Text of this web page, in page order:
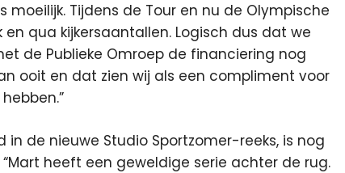
Tijdens de Tour en nu de Olympische
qua kijkersaantallen. Logisch dus dat we
de Publieke Omroep de financiering nog
ooit en dat zien wij als een compliment voor
de nieuwe Studio Sportzomer-reeks, is nog
heeft een geweldige serie achter de rug.